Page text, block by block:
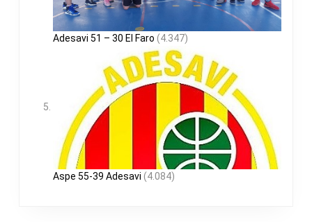
Adesavi 51 – 30 El Faro (4.347)
Aspe 55-39 Adesavi (4.084)